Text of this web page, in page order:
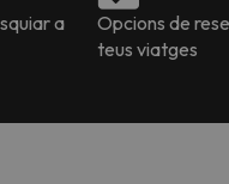
a
Opcions de
teus viatges